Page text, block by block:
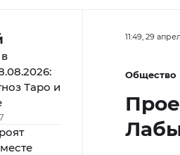
Таро и
11:49, 29
Общество